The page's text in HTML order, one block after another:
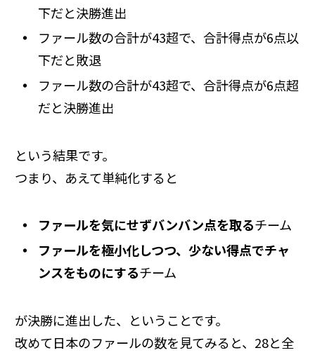
下だと決勝進出
ファール数の合計が43超で、合計得点が6点以
下だと敗退
ファール数の合計が43超で、合計得点が6点超
だと決勝進出
という結果です。
つまり、あえて単純化すると
ファールを気にせずバンバン点を取るチーム
ファールを極小化しつつ、少ない得点でチャ
ンスをものにするチーム
が決勝に進出した、ということです。
改めて日本のファールの数を見てみると、28と全